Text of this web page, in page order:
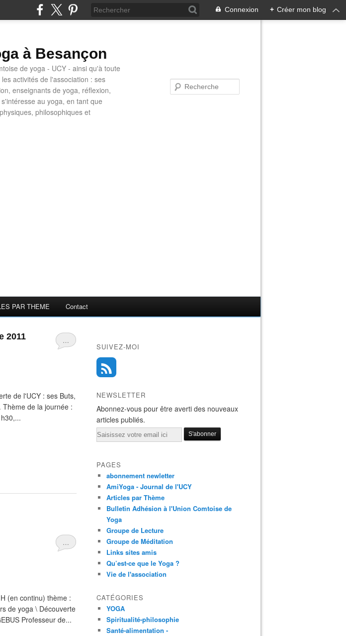
Connexion + Créer mon blog
à Besançon
de yoga - UCY - ainsi qu'à toute
activités de l'association : ses
enseignants de yoga, réflexion,
au yoga, en tant que
philosophiques et
PAR THEME Contact
…
2011
de l'UCY : ses Buts,
de la journée :
…
(en continu) thème :
de yoga \ Découverte
Professeur de...
SUIVEZ-MOI
NEWSLETTER
Abonnez-vous pour être averti des nouveaux
articles publiés.
Email
PAGES
abonnement newletter
AmiYoga - Journal de l'UCY
Articles par Thème
Bulletin Adhésion à l'Union Comtoise de
Yoga
Groupe de Lecture
Groupe de Méditation
Links sites amis
Qu’est-ce que le Yoga ?
Vie de l'association
CATÉGORIES
YOGA
Spiritualité-philosophie
Santé-alimentation -